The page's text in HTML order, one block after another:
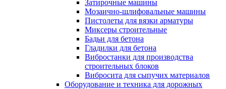
Затирочные машины
Мозаично-шлифовальные машины
Пистолеты для вязки арматуры
Миксеры строительные
Бадьи для бетона
Гладилки для бетона
Вибростанки для производства
строительных блоков
Вибросита для сыпучих материалов
Оборудование и техника для дорожных